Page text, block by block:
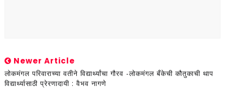
Newer Article
लोकमंगल परिवाराच्या वतीने विद्यार्थ्यांचा गौरव -लोकमंगल बँकेची कौतुकाची थाप
विद्यार्थ्यासाठी प्रेरणादायी : वैभव नागणे